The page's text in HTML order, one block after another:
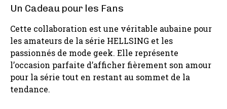
Un Cadeau pour les Fans
Cette collaboration est une véritable aubaine pour
les amateurs de la série HELLSING et les
passionnés de mode geek. Elle représente
l’occasion parfaite d’afficher fièrement son amour
pour la série tout en restant au sommet de la
tendance.